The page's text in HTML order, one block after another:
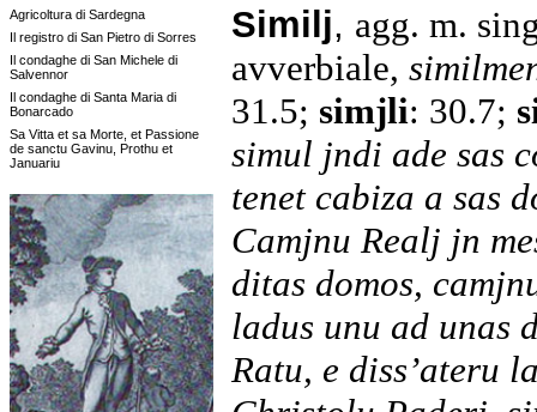
Agricoltura di Sardegna
Il registro di San Pietro di Sorres
Il condaghe di San Michele di
Salvennor
Il condaghe di Santa Maria di
Bonarcado
Sa Vitta et sa Morte, et Passione
de sanctu Gavinu, Prothu et
Januariu
Similj, agg. m.
avverbiale,
31.5; simjli: 30.7;
simul jndi ade sas
tenet cabiza a sas
Camjnu Realj jn
ditas domos,
ladus unu ad unas
Ratu, e diss’ateru